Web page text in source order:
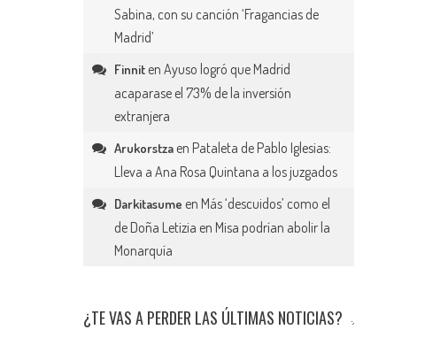
Sabina, con su canción ‘Fragancias de
Madrid’
Finnit enAyuso logró que Madrid
acaparase el 73% de la inversión
extranjera
Arukorstza en Pataleta de Pablo Iglesias:
Lleva a Ana Rosa Quintana a los juzgados
Darkitasume en Más ‘descuidos’ como el
de Doña Letizia en Misa podrían abolir la
Monarquía
¿TE VAS A PERDER LAS ÚLTIMAS NOTICIAS?